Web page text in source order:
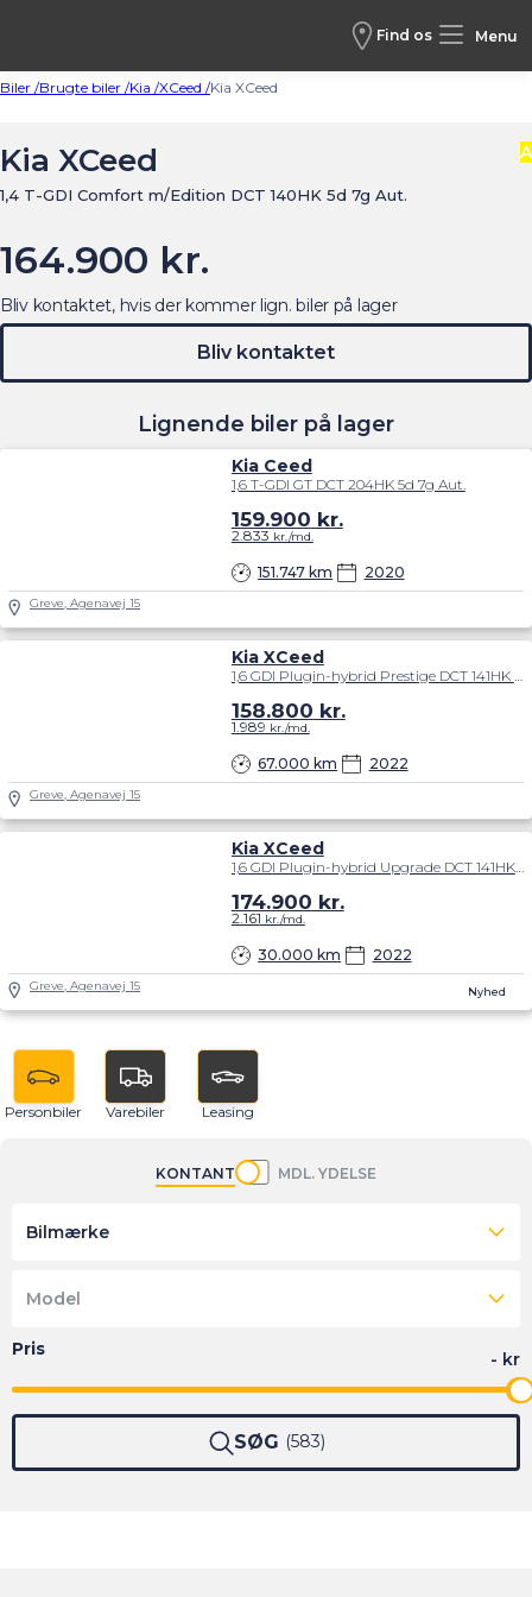
Find os Menu
Biler /Brugte biler /Kia /XCeed /Kia XCeed
Kia XCeed
1,4 T-GDI Comfort m/Edition DCT 140HK 5d 7g Aut.
A
164.900 kr.
Lignende biler på lager
Kia Ceed
1,6 T-GDI GT DCT 204HK 5d 7g Aut.
151.747 km 2020
159.900 kr.
2.833 kr./md.
Greve, Agenavej 15
Kia XCeed
1,6 GDI Plugin-hybrid Prestige DCT 141HK 5d 6g Aut.
67.000 km 2022
158.800 kr.
1.989 kr./md.
Greve, Agenavej 15
Nyhed
Kia XCeed
1,6 GDI Plugin-hybrid Upgrade DCT 141HK 5d 6g Aut.
30.000 km 2022
174.900 kr.
2.161 kr./md.
Greve, Agenavej 15
Bliv kontaktet, hvis der kommer lign. biler på lager
Bliv kontaktet
Personbiler Varebiler Leasing
KONTANT MDL. YDELSE
Bilmærke
Model
SØG 583